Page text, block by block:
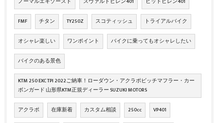
FMF チタン TY250Z スコティッシュ トライアルバイク
オシャレ楽しい ワンポイント バイクに乗ってもオシャレしたい
バイクのある景色
KTM 250 EXC TPI 2022ご納車！ローダウン・アクラポビッチマフラー・カー
ボンガード 山形県KTM正規ディーラー SUZUKI MOTORS
アクラポ 在庫新着 カスタム相談 250cc VP401